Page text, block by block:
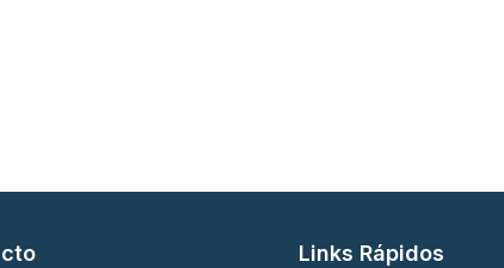
Links Rápidos